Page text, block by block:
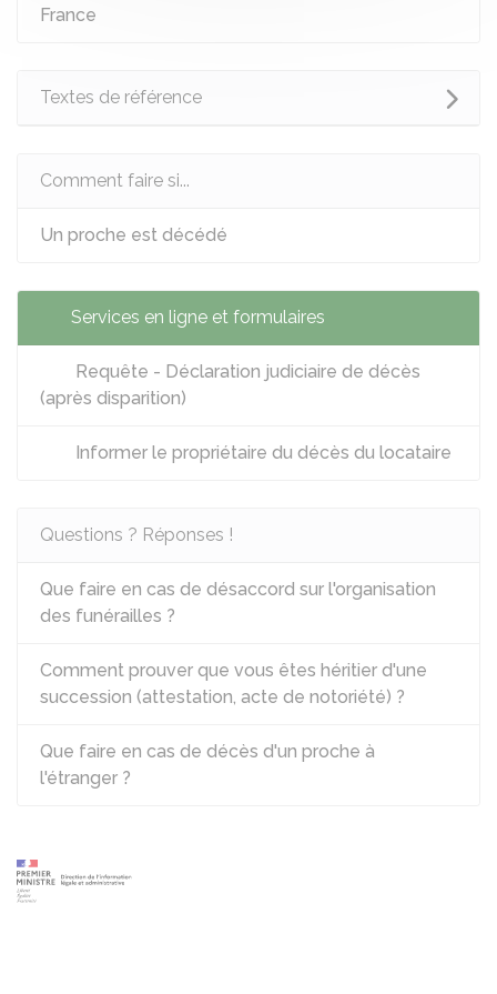
France
Textes de référence
Comment faire si...
Un proche est décédé
Services en ligne et formulaires
Requête - Déclaration judiciaire de décès
(après disparition)
Informer le propriétaire du décès du locataire
Questions ? Réponses !
Que faire en cas de désaccord sur l'organisation
des funérailles ?
Comment prouver que vous êtes héritier d'une
succession (attestation, acte de notoriété) ?
Que faire en cas de décès d'un proche à
l'étranger ?